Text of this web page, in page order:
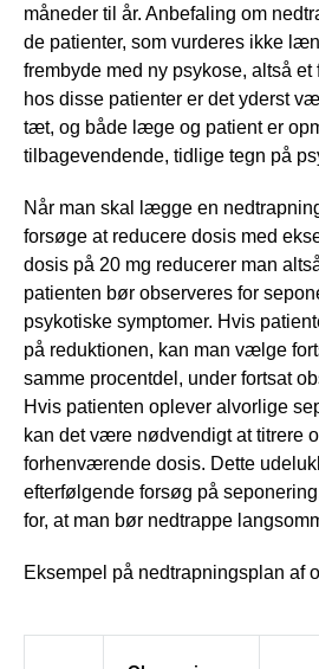
måneder til år. Anbefaling om
de patienter, som vurderes ikke
frembyde med ny psykose, altså et
hos disse patienter er det yderst
tæt, og både læge og patient er
tilbagevendende, tidlige tegn på
Når man skal lægge en
forsøge at reducere dosis med
dosis på 20 mg reducerer man
patienten bør observeres for
psykotiske symptomer. Hvis
på reduktionen, kan man vælge
samme procentdel, under fortsat
Hvis patienten oplever alvorlige
kan det være nødvendigt at titrere
forhenværende dosis. Dette
efterfølgende forsøg på
for, at man bør nedtrappe
Eksempel på nedtrapningsplan af